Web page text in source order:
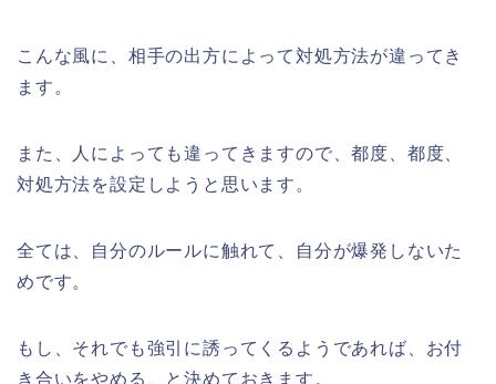
こんな風に、相手の出方によって対処方法が違ってき
ます。
また、人によっても違ってきますので、都度、都度、
対処方法を設定しようと思います。
全ては、自分のルールに触れて、自分が爆発しないた
めです。
もし、それでも強引に誘ってくるようであれば、お付
き合いをやめる、と決めておきます。